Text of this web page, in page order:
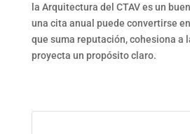
la Arquitectura del CTAV es un
una cita anual puede convertirse
que suma reputación, cohesiona a
proyecta un propósito claro.